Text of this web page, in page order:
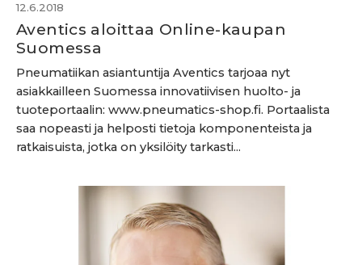
12.6.2018
Aventics aloittaa Online-kaupan
Suomessa
Pneumatiikan asiantuntija Aventics tarjoaa nyt
asiakkailleen Suomessa innovatiivisen huolto- ja
tuoteportaalin: www.pneumatics-shop.fi. Portaalista
saa nopeasti ja helposti tietoja komponenteista ja
ratkaisuista, jotka on yksilöity tarkasti...